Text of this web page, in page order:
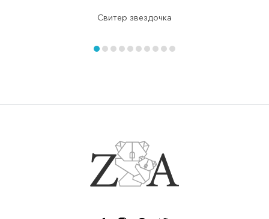
Свитер звездочка
itemitemitemitemitemitemitemitemitemitem